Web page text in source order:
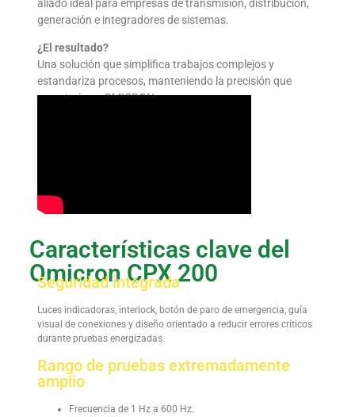
aliado ideal para empresas de transmisión, distribución,
generación e integradores de sistemas.
¿El resultado?
Una solución que simplifica trabajos complejos y
estandariza procesos, manteniendo la precisión que
caracteriza a OMICRON.
Características clave del
Omicron CPX 200
Seguridad integrada
Luces indicadoras, interlock, botón de paro de emergencia, guía
visual de conexiones y diseño orientado a reducir errores críticos
durante pruebas energizadas.
Rango de pruebas extremadamente
amplio
Frecuencia de 1 Hz a 600 Hz.